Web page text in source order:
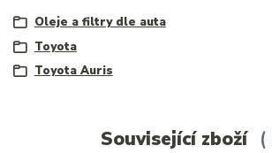
Oleje a filtry dle auta
Toyota
Toyota Auris
Související zboží